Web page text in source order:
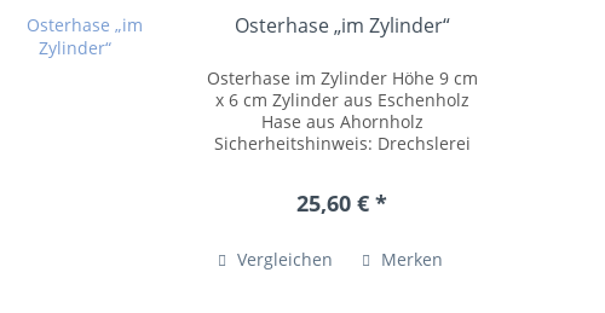
Osterhase „im Zylinder“
Osterhase im Zylinder Höhe 9 cm
x 6 cm Zylinder aus Eschenholz
Hase aus Ahornholz
Sicherheitshinweis: Drechslerei
Tel.: +49 (0)37207 54055...
25,60 € *
Vergleichen Merken